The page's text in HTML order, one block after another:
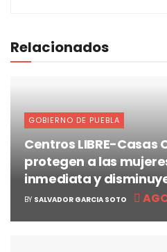
Relacionados
GOBIERNO DE PUEBLA
Centros LIBRE-Casas
protegen a las
inmediata y
BY SALVADOR GARCIA SOTO